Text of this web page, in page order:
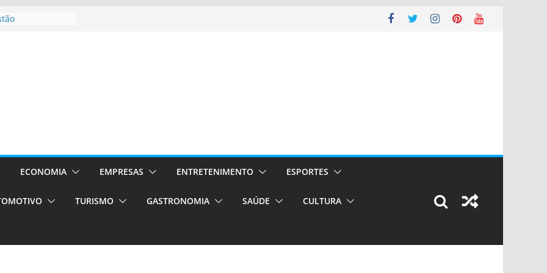
em Porto
de transfer,
de alto padrão
–
o segundo
únicas e
volta!ECONOMIA EMPRESAS ENTRETENIMENTO ESPORTES
TURISMO GASTRONOMIA SAÚDE CULTURA